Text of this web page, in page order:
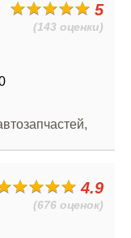
5
(143 оценки)
4.9
(676 оценок)